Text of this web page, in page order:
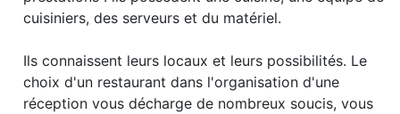
cuisiniers, des serveurs et du matériel.
Ils connaissent leurs locaux et leurs possibilités. Le
choix d'un restaurant dans l'organisation d'une
réception vous décharge de nombreux soucis, vous